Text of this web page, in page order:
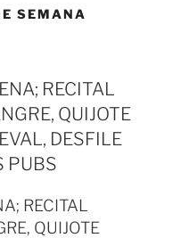
SEMANA
RECITAL
QUIJOTE
DESFILE
PUBS
RECITAL
QUIJOTE